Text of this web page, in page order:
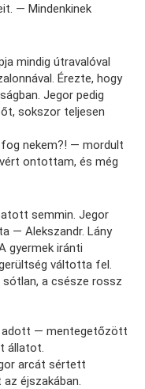
— Mindenkinek
mindig útravalóval
Érezte, hogy
Jegor pedig
sokszor teljesen
nekem?! — mordult
ontottam, és még
semmin. Jegor
— Alekszandr. Lány
gyermek iránti
váltotta fel.
a csésze rossz
adott — mentegetőzött
állatot.
arcát sértett
éjszakában.